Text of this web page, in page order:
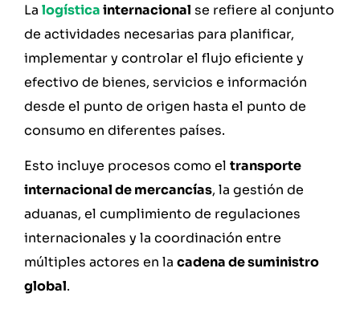
La logísticainternacional se refiere al conjunto
de actividades necesarias para planificar,
implementar y controlar el flujo eficiente y
efectivo de bienes, servicios e información
desde el punto de origen hasta el punto de
consumo en diferentes países.
Esto incluye procesos como el transporte
internacional de mercancías, la gestión de
aduanas, el cumplimiento de regulaciones
internacionales y la coordinación entre
múltiples actores en la cadena de suministro
global.